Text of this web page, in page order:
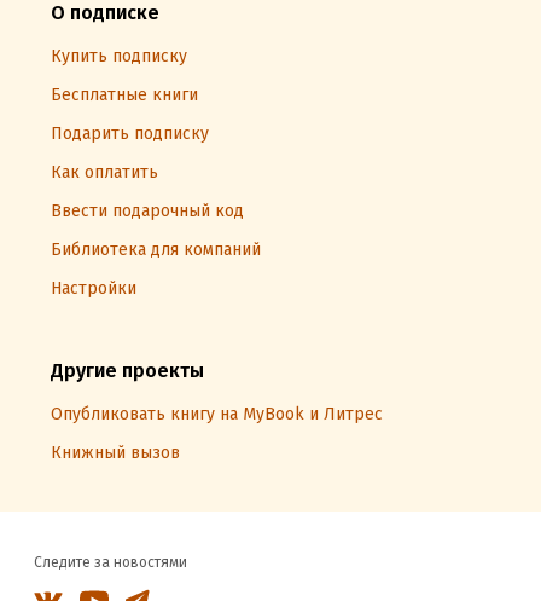
О подписке
Купить подписку
Бесплатные книги
Подарить подписку
Как оплатить
Ввести подарочный код
Библиотека для компаний
Настройки
Другие проекты
Опубликовать книгу на MyBook и Литрес
Книжный вызов
Следите за новостями